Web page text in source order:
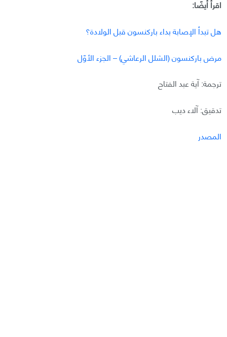
اقرأ أيضًا:
هل تبدأ الإصابة بداء باركنسون قبل الولادة؟
مرض باركنسون (الشلل الرعاشي) – الجزء الأوّل
ترجمة: آية عبد الفتاح
تدقيق: آلاء ديب
المصدر